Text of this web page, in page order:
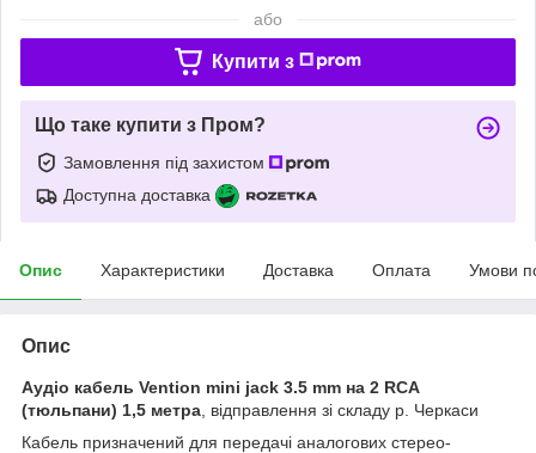
або
Купити з
Що таке купити з Пром?
Замовлення під захистом
Доступна доставка
Опис Характеристики Доставка Оплата Умови
Опис
Аудіо кабель Vention mini jack 3.5 mm на 2 RCA
(тюльпани) 1,5 метра , відправлення зі складу р. Черкаси
Кабель призначений для передачі аналогових стерео-